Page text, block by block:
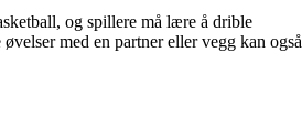
og spillere må lære å drible
med en partner eller vegg kan også